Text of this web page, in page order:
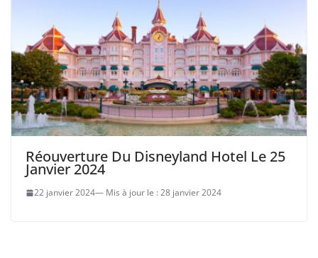
Réouverture Du Disneyland Hotel Le 25
Janvier 2024
22 janvier 2024 28 janvier 2024